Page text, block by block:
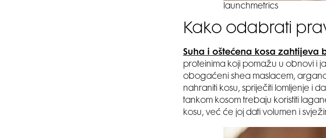
launchmetrics
Kako odabrati
Suha i oštećena kosa zahtijeva
proteinima koji pomažu u obnovi i
obogaćeni shea maslacem,
nahraniti kosu, spriječiti lomljenje i
tankom kosom trebaju koristiti
kosu, već će joj dati volumen i